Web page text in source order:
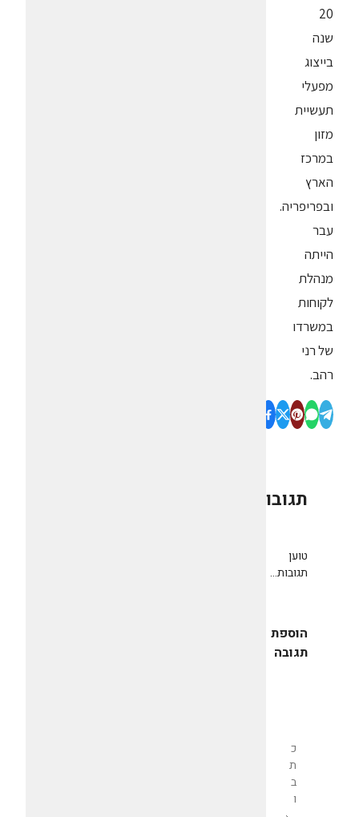
20
שנה
בייצוג
מפעלי
תעשיית
מזון
במרכז
הארץ
ובפריפריה.
עבר
הייתה
מנהלת
לקוחות
במשרדו
של רני
רהב.
תגובות
טוען
תגובות...
הוספת
תגובה